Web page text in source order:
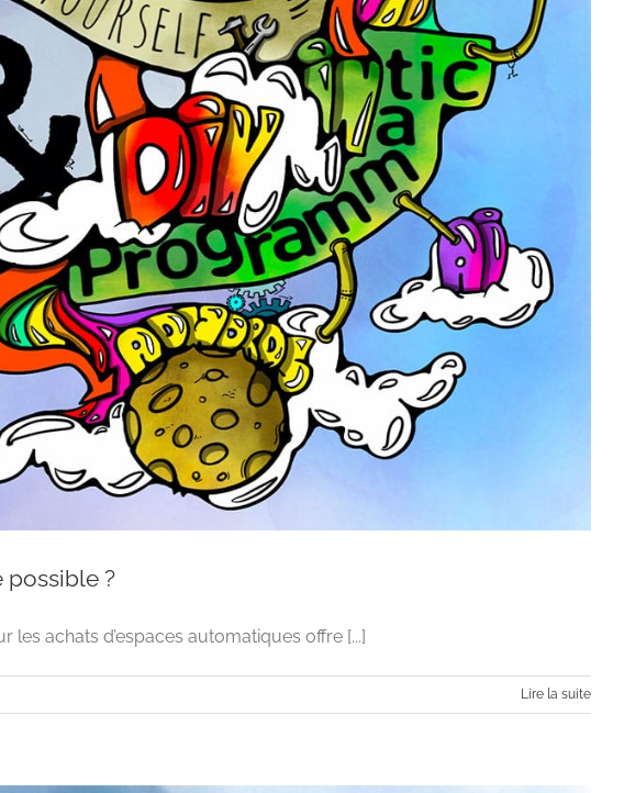
possible ?
achats d’espaces automatiques offre [...]
Lire la suite